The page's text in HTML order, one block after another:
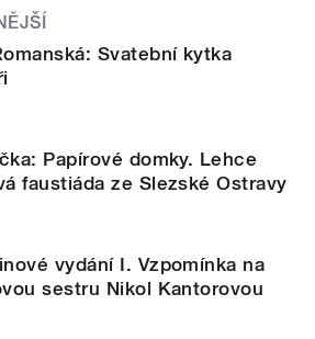
Svatební kytka
Papírové domky. Lehce
faustiáda ze Slezské Ostravy
vydání I. Vzpomínka na
sestru Nikol Kantorovou